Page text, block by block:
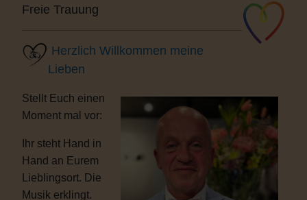
Freie Trauung
Herzlich Willkommen meine
Lieben
Stellt Euch einen
Moment mal vor:
Ihr steht Hand in
Hand an Eurem
Lieblingsort. Die
Musik erklingt.